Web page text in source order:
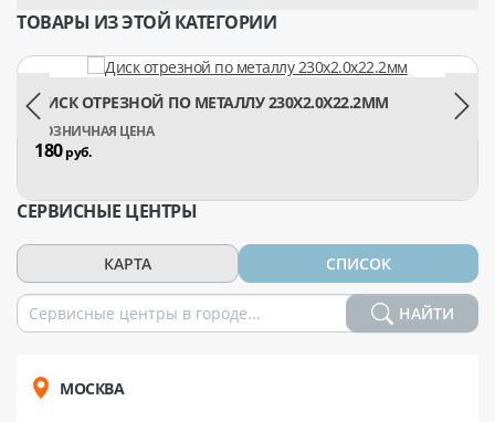
ТОВАРЫ ИЗ ЭТОЙ КАТЕГОРИИ
ДИСК ОТРЕЗНОЙ ПО МЕТАЛЛУ 230Х2.0Х22.2ММ
180руб.
СЕРВИСНЫЕ ЦЕНТРЫ
КАРТА СПИСОК
НАЙТИ
МОСКВА